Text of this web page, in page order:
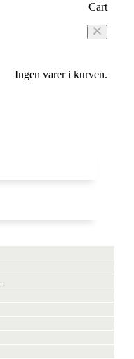
Cart
Ingen varer i kurven.